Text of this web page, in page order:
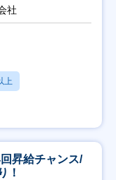
社
上
昇給チャンス/
！